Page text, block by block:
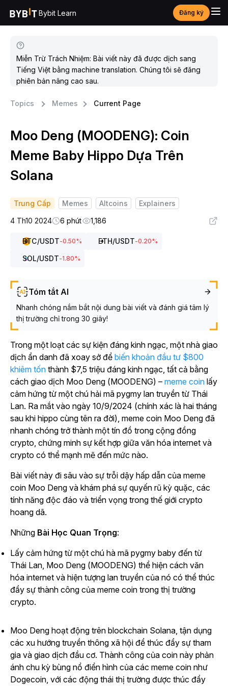
Bybit Learn Đăng ký
Miễn Trừ Trách Nhiệm: Bài viết này đã được dịch sang
Tiếng Việt bằng machine translation. Chúng tôi sẽ đăng
phiên bản nâng cao sau.
Topics Memes Current Page
Moo Deng (MOODENG): Coin
Meme Baby Hippo Dựa Trên
Solana
Trung Cấp Memes Altcoins
Explainers
4 Th10 2024
6 phút 1,186
BTC/USDT-0.50% ETH/USDT-0.20%
SOL/USDT-1.80%
Tóm tắt AI
Nhanh chóng nắm bắt nội dung bài viết và đánh giá tâm lý
thị trường chỉ trong 30 giây!
Trong một loạt các sự kiện đáng kinh ngạc, một nhà giao
dịch ẩn danh đã xoay sở để biến khoản đầu tư $800
khiêm tốn thành $7,5 triệu đáng kinh ngạc, tất cả bằng
cách giao dịch Moo Deng (MOODENG) – meme coin lấy
cảm hứng từ một chú hải mã pygmy lan truyền từ Thái
Lan. Ra mắt vào ngày 10/9/2024 (chính xác là hai tháng
sau khi hippo cùng tên ra đời), meme coin Moo Deng đã
nhanh chóng trở thành một tín đồ trong cộng đồng
crypto, chứng minh sự kết hợp giữa văn hóa internet và
crypto có thể mạnh mẽ đến mức nào.
Bài viết này đi sâu vào sự trỗi dậy hấp dẫn của meme
coin Moo Deng và khám phá sự quyến rũ kỳ quặc, các
tính năng độc đáo và triển vọng trong thế giới crypto
hoang dã.
Những Bài Học Quan Trọng:
Lấy cảm hứng từ một chú hà mã pygmy baby đến từ
Thái Lan, Moo Deng (MOODENG) thể hiện cách văn
hóa internet và hiện tượng lan truyền của nó có thể thúc
đẩy sự thành công của meme coin trong thị trường
crypto.
Moo Deng hoạt động trên blockchain Solana, tận dụng
các xu hướng truyền thông xã hội để thúc đẩy sự tham
gia và giao dịch đầu cơ. Thành công của coin này phản
ánh chu kỳ bùng nổ điển hình của các meme coin như
Dogecoin, với các động thái thị trường được thúc đẩy